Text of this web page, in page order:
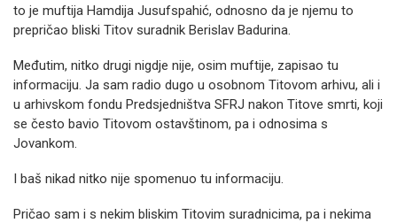
to je muftija Hamdija Jusufspahić, odnosno da je njemu to
prepričao bliski Titov suradnik Berislav Badurina.
Međutim, nitko drugi nigdje nije, osim muftije, zapisao tu
informaciju. Ja sam radio dugo u osobnom Titovom arhivu, ali i
u arhivskom fondu Predsjedništva SFRJ nakon Titove smrti, koji
se često bavio Titovom ostavštinom, pa i odnosima s
Jovankom.
I baš nikad nitko nije spomenuo tu informaciju.
Pričao sam i s nekim bliskim Titovim suradnicima, pa i nekima